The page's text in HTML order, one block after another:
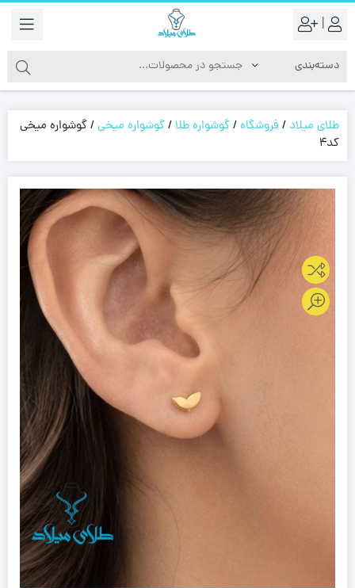
|
طلای میلاد /فروشگاه/گوشواره طلا/گوشواره میخی/گوشواره میخی
کد4